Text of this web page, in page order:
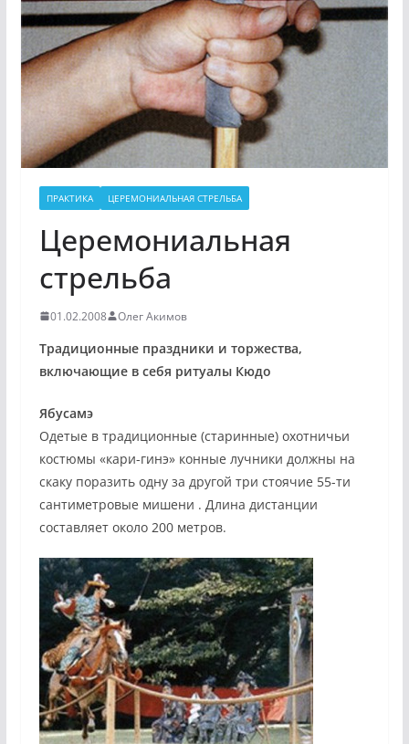
ПРАКТИКА ЦЕРЕМОНИАЛЬНАЯ СТРЕЛЬБА
Церемониальная
стрельба
01.02.2008 Олег Акимов
Традиционные праздники и торжества,
включающие в себя ритуалы Кюдо
Ябусамэ
Одетые в традиционные (старинные) охотничьи
костюмы «кари-гинэ» конные лучники должны на
скаку поразить одну за другой три стоячие 55-ти
сантиметровые мишени . Длина дистанции
составляет около 200 метров.